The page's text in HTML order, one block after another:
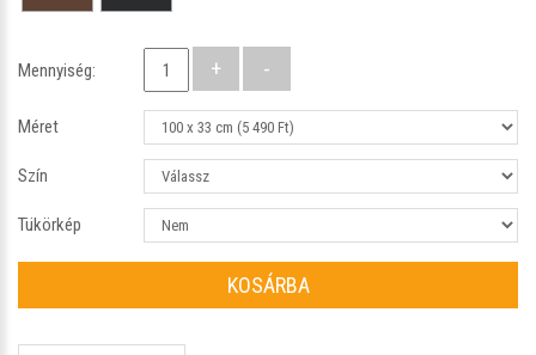
Mennyiség:
Méret
Szín
Tükörkép
KOSÁRBA